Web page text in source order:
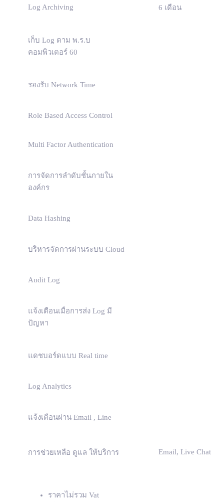
Log Archiving 6 เดือน
เก็บ Log ตาม พ.ร.บ
คอมพิวเตอร์ 60
รองรับ Network Time
Role Based Access Control
Multi Factor Authentication
การจัดการลำดับชั้นภายใน
องค์กร
Data Hashing
บริหารจัดการผ่านระบบ Cloud
Audit Log
แจ้งเตือนเมื่อการส่ง Log มี
ปัญหา
แดชบอร์ดแบบ Real time
Log Analytics
แจ้งเตือนผ่าน Email , Line
การช่วยเหลือ ดูแล ให้บริการ Email, Live Chat
ราคาไม่รวม Vat